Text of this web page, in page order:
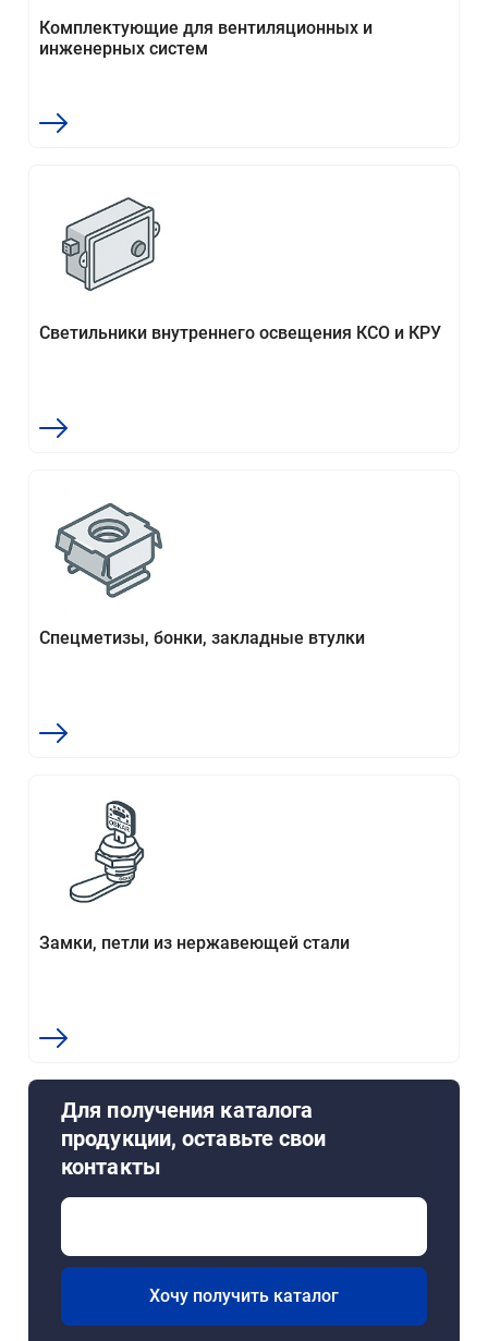
Комплектующие для вентиляционных и
инженерных систем
Светильники внутреннего освещения КСО и КРУ
Спецметизы, бонки, закладные втулки
Замки, петли из нержавеющей стали
Для получения каталога
продукции, оставьте свои
контакты
Хочу получить каталог